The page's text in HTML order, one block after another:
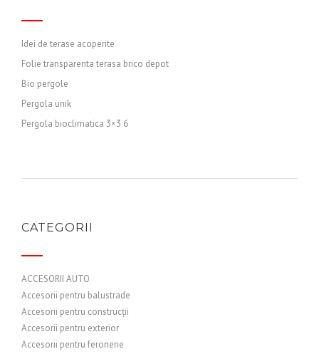
Idei de terase acoperite
Folie transparenta terasa brico depot
Bio pergole
Pergola unik
Pergola bioclimatica 3×3 6
CATEGORII
ACCESORII AUTO
Accesorii pentru balustrade
Accesorii pentru construcții
Accesorii pentru exterior
Accesorii pentru feronerie